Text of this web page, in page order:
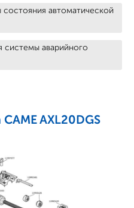
автоматической
аварийного
AXL20DGS